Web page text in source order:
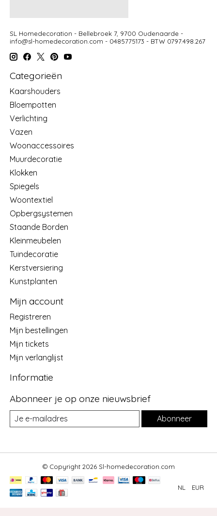
SL Homedecoration - Bellebroek 7, 9700 Oudenaarde -
info@sl-homedecoration.com - 0485775173 - BTW 0797.498.267
Categorieën
Kaarshouders
Bloempotten
Verlichting
Vazen
Woonaccessoires
Muurdecoratie
Klokken
Spiegels
Woontextiel
Opbergsystemen
Staande Borden
Kleinmeubelen
Tuindecoratie
Kerstversiering
Kunstplanten
Mijn account
Registreren
Mijn bestellingen
Mijn tickets
Mijn verlanglijst
Informatie
Abonneer je op onze nieuwsbrief
Abonneer
© Copyright 2026 Sl-homedecoration.com
NL EUR